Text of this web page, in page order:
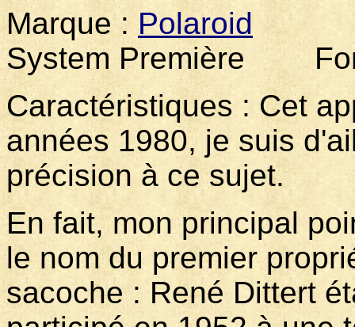
Marque : Polaroid
System Première
Caractéristiques : Cet
années 1980, je suis
précision à ce sujet.
En fait, mon principal
le nom du premier
sacoche : René Dittert